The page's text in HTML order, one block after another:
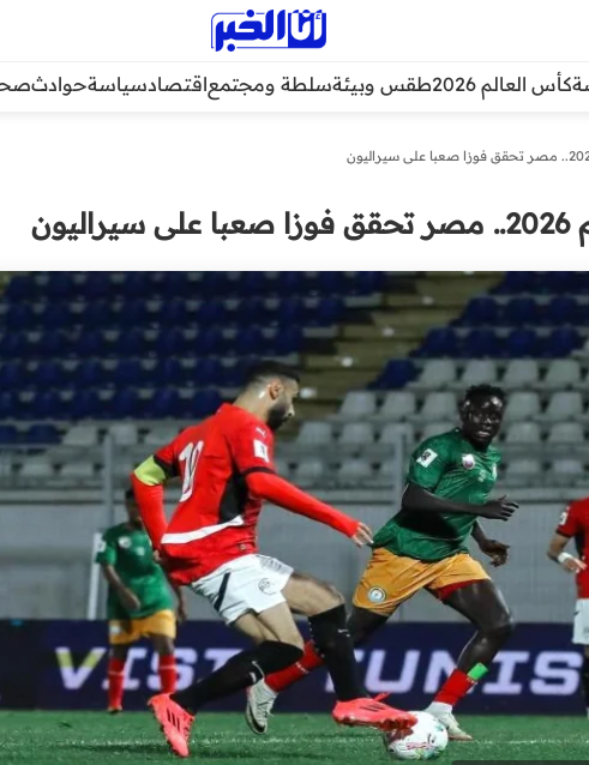
كأس العالم 2026 طقس وبيئةسلطة ومجتمعاقتصادسياسةحوادث